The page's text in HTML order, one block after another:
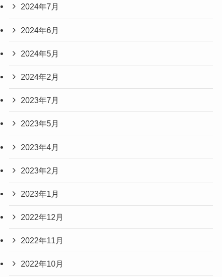
2024年7月
2024年6月
2024年5月
2024年2月
2023年7月
2023年5月
2023年4月
2023年2月
2023年1月
2022年12月
2022年11月
2022年10月